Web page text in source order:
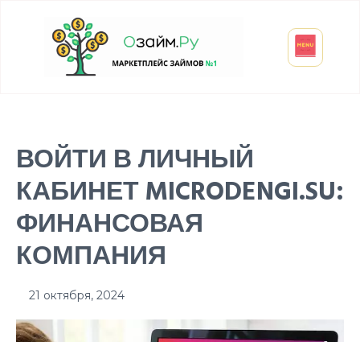
ВОЙТИ В ЛИЧНЫЙ
КАБИНЕТ MICRODENGI.SU:
ФИНАНСОВАЯ
КОМПАНИЯ
21 октября, 2024